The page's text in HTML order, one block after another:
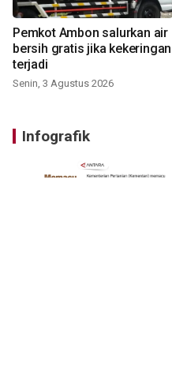
Pemkot Ambon salurkan air
bersih gratis jika kekeringan
terjadi
Senin, 3 Agustus 2026
Infografik